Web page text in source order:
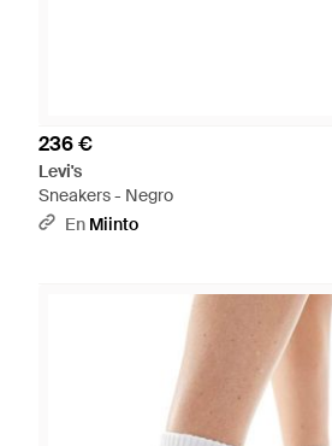
236 €
Levi's
Sneakers - Negro
En Miinto